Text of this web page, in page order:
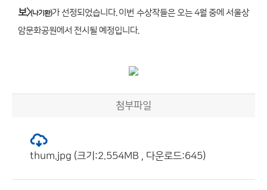
보〉(나기환)가 선정되었습니다.이번 수상작들은 오는 4월 중에 서울상
암문화공원에서 전시될 예정입니다.
첨부파일
thum.jpg (크기:2.554MB , 다운로드:645)